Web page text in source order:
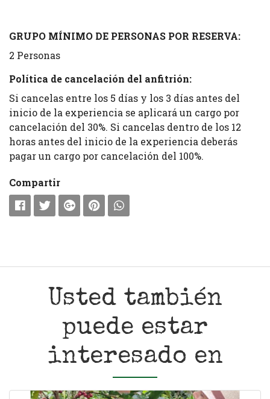
GRUPO MÍNIMO DE PERSONAS POR RESERVA:
2 Personas
Política de cancelación del anfitrión:
Si cancelas entre los 5 días y los 3 días antes del
inicio de la experiencia se aplicará un cargo por
cancelación del 30%. Si cancelas dentro de los 12
horas antes del inicio de la experiencia deberás
pagar un cargo por cancelación del 100%.
Compartir
Usted también
puede estar
interesado en